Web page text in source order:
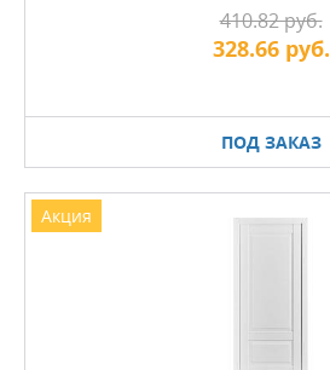
ПОД ЗАКАЗ
410.82 руб.
328.66 руб.
Акция